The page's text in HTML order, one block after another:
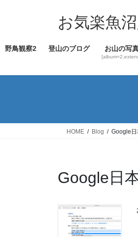
ツ
ス
シ
ン
お気楽魚
野鳥観察2 登山のブログ お山の写
HOME Blog Google日
Google日